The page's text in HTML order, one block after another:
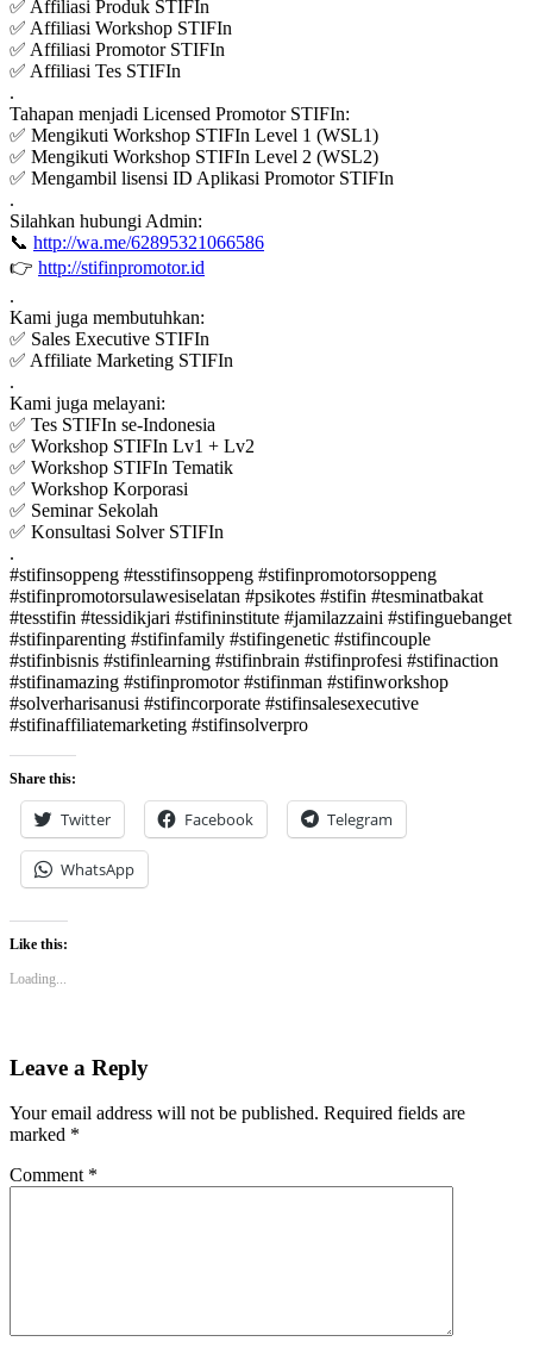
✅ Affiliasi Produk STIFIn
✅ Affiliasi Workshop STIFIn
✅ Affiliasi Promotor STIFIn
✅ Affiliasi Tes STIFIn
.
Tahapan menjadi Licensed Promotor STIFIn:
✅ Mengikuti Workshop STIFIn Level 1 (WSL1)
✅ Mengikuti Workshop STIFIn Level 2 (WSL2)
✅ Mengambil lisensi ID Aplikasi Promotor STIFIn
.
Silahkan hubungi Admin:
📞 http://wa.me/62895321066586
👉 http://stifinpromotor.id
.
Kami juga membutuhkan:
✅ Sales Executive STIFIn
✅ Affiliate Marketing STIFIn
.
Kami juga melayani:
✅ Tes STIFIn se-Indonesia
✅ Workshop STIFIn Lv1 + Lv2
✅ Workshop STIFIn Tematik
✅ Workshop Korporasi
✅ Seminar Sekolah
✅ Konsultasi Solver STIFIn
.
#stifinsoppeng #tesstifinsoppeng #stifinpromotorsoppeng
#stifinpromotorsulawesiselatan #psikotes #stifin #tesminatbakat
#tesstifin #tessidikjari #stifininstitute #jamilazzaini #stifinguebanget
#stifinparenting #stifinfamily #stifingenetic #stifincouple
#stifinbisnis #stifinlearning #stifinbrain #stifinprofesi #stifinaction
#stifinamazing #stifinpromotor #stifinman #stifinworkshop
#solverharisanusi #stifincorporate #stifinsalesexecutive
#stifinaffiliatemarketing #stifinsolverpro
Share this:
Twitter Facebook Telegram
WhatsApp
Like this:
Loading...
Leave a Reply
Your email address will not be published. Required fields are
marked *
Comment *